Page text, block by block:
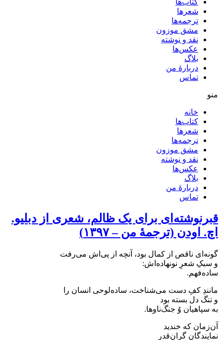
شعرها
ترجمه‌ها
مشق موزون
نقد و نوشته
عکس‌ها
بلاگ
دربارهٔ من
تماس
منو
خانه
کتاب‌ها
شعرها
ترجمه‌ها
مشق موزون
نقد و نوشته
عکس‌ها
بلاگ
دربارهٔ من
تماس
قبرنوشته‌ای برای یک ظالم، شعری از دبلیو.
اچ. اودن (ترجمهٔ من – ۱۳۹۷)
گونه‌ای ناقص از کمال بود، آنچه از پی‌اش می‌رفت
و سبکِ شعرِ نونهاده‌اش:
ساده‌فهم.
مانندِ کفِ دست می‌شناخت، ساده‌لوحی انسان را
و تنگ دل بسته بود
به سپاهیان وُ جنگ‌ناوها.
آن‌زمان که خندید
نمایندگان گران‌قدر